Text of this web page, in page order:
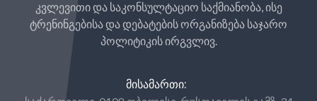
კვლევითი და საკონსულტაციო საქმიანობა, ისე
ტრენინგებისა და დებატების ორგანიზება საჯარო
პოლიტიკის ირგვლივ.
ᲛᲘᲡᲐᲛᲐᲠᲗᲘ: